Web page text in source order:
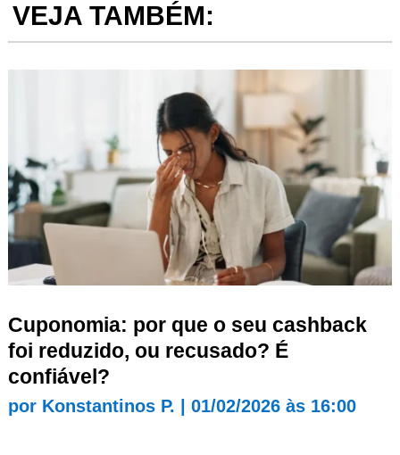
VEJA TAMBÉM:
Cuponomia: por que o seu cashback
foi reduzido, ou recusado? É
confiável?
por Konstantinos P. 01/02/2026 às 16:00